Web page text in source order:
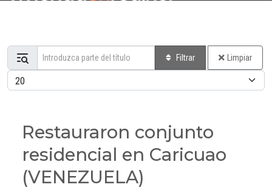
Introduzca parte del título Filtrar Limpiar
Cantidad a mostrar
Restauraron conjunto
residencial en Caricuao
(VENEZUELA)